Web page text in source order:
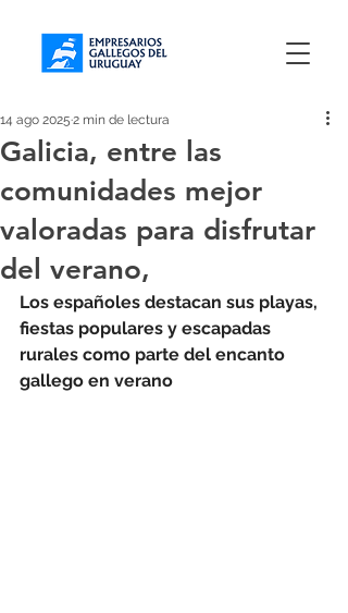
Galicia, entre las
comunidades mejor
valoradas para disfrutar
del verano,
14 ago 2025 2 min de lectura
Los españoles destacan sus playas,
fiestas populares y escapadas
rurales como parte del encanto
gallego en verano